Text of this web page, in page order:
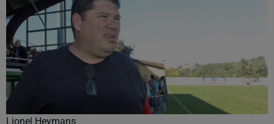
Lionel Heymans